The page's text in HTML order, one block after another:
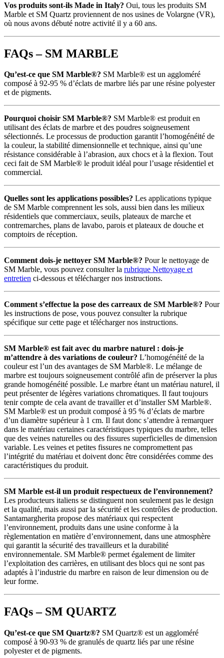
Vos produits sont-ils Made in Italy? Oui, tous les produits SM
Marble et SM Quartz proviennent de nos usines de Volargne (VR),
où nous avons débuté notre activité il y a 60 ans.
FAQs – SM MARBLE
Qu’est-ce que SM Marble®? SM Marble® est un aggloméré
composé à 92-95 % d’éclats de marbre liés par une résine polyester
et de pigments.
Pourquoi choisir SM Marble®? SM Marble® est produit en
utilisant des éclats de marbre et des poudres soigneusement
sélectionnés. Le processus de production garantit l’homogénéité de
la couleur, la stabilité dimensionnelle et technique, ainsi qu’une
résistance considérable à l’abrasion, aux chocs et à la flexion. Tout
ceci fait de SM Marble® le produit idéal pour l’usage résidentiel et
commercial.
Quelles sont les applications possibles? Les applications typique
de SM Marble comprennent les sols, aussi bien dans les milieux
résidentiels que commerciaux, seuils, plateaux de marche et
contremarches, plans de lavabo, parois et plateaux de douche et
comptoirs de réception.
Comment dois-je nettoyer SM Marble®? Pour le nettoyage de
SM Marble, vous pouvez consulter la rubrique Nettoyage et
entretien ci-dessous et télécharger nos instructions.
Comment s’effectue la pose des carreaux de SM Marble®? Pour
les instructions de pose, vous pouvez consulter la rubrique
spécifique sur cette page et télécharger nos instructions.
SM Marble® est fait avec du marbre naturel : dois-je
m’attendre à des variations de couleur? L’homogénéité de la
couleur est l’un des avantages de SM Marble®. Le mélange de
marbre est toujours soigneusement contrôlé afin de préserver la plus
grande homogénéité possible. Le marbre étant un matériau naturel, il
peut présenter de légères variations chromatiques. Il faut toujours
tenir compte de cela avant de travailler et d’installer SM Marble®.
SM Marble® est un produit composé à 95 % d’éclats de marbre
d’un diamètre supérieur à 1 cm. Il faut donc s’attendre à remarquer
dans le matériau certaines caractéristiques typiques du marbre, telles
que des veines naturelles ou des fissures superficielles de dimension
variable. Les veines et petites fissures ne compromettent pas
l’intégrité du matériau et doivent donc être considérées comme des
caractéristiques du produit.
SM Marble est-il un produit respectueux de l’environnement?
Les producteurs italiens se distinguent non seulement pas le design
et la qualité, mais aussi par la sécurité et les contrôles de production.
Santamargherita propose des matériaux qui respectent
l’environnement, produits dans une usine conforme à la
règlementation en matière d’environnement, dans une atmosphère
qui garantit la sécurité des travailleurs et la durabilité
environnementale. SM Marble® permet également de limiter
l’exploitation des carrières, en utilisant des blocs qui ne sont pas
adaptés à l’industrie du marbre en raison de leur dimension ou de
leur forme.
FAQs – SM QUARTZ
Qu’est-ce que SM Quartz®? SM Quartz® est un aggloméré
composé à 90-93 % de granulés de quartz liés par une résine
polyester et de pigments.